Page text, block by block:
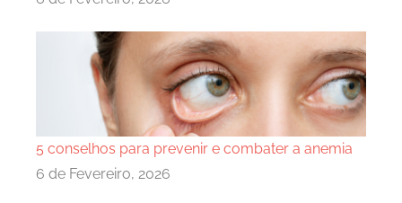
5 conselhos para prevenir e combater a anemia
6 de Fevereiro, 2026